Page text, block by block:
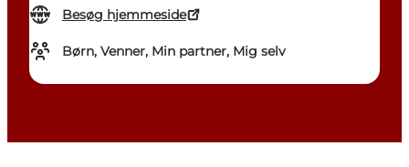
Besøg hjemmeside
Børn, Venner, Min partner, Mig selv